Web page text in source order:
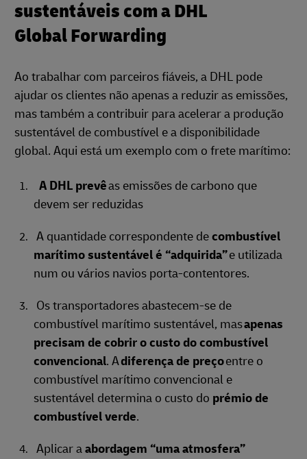
sustentáveis com a DHL
Global Forwarding
Ao trabalhar com parceiros fiáveis, a DHL pode
ajudar os clientes não apenas a reduzir as emissões,
mas também a contribuir para acelerar a produção
sustentável de combustível e a disponibilidade
global. Aqui está um exemplo com o frete marítimo:
A DHL prevêas emissões de carbono que
devem ser reduzidas
A quantidade correspondente decombustível
marítimo sustentável é “adquirida”e utilizada
num ou vários navios porta-contentores.
Os transportadores abastecem-se de
combustível marítimo sustentável, masapenas
precisam de cobrir o custo do combustível
convencional. Adiferença de preçoentre o
combustível marítimo convencional e
sustentável determina o custo do prémio de
combustível verde.
Aplicar aabordagem “uma atmosfera”